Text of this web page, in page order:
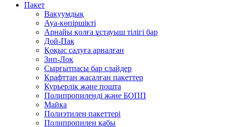
Пакет
Вакуумдық
Ауа-көпіршікті
Арнайы қолға ұстауыш тілігі бар
Дой-Пак
Қоқыс салуға арналған
Зип-Лок
Сырғытпасы бар слайдер
Крафттан жасалған пакеттер
Курьерлік және пошта
Полипропиленді және БОПП
Майка
Полиэтилен пакеттері
Полипропилен қабы